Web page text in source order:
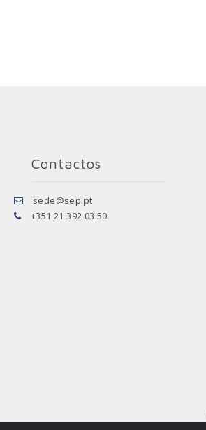
Contactos
sede@sep.pt
+351 21 392 03 50